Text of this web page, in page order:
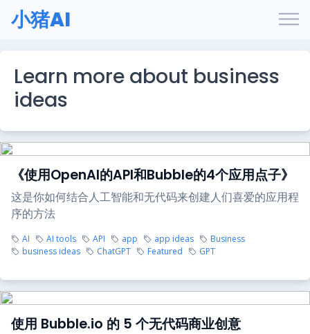
小猪AI
Learn more about business
ideas
《使用OpenAI的API和Bubble的4个应用点子》
这是你如何结合人工智能和无代码来创建人们喜爱的应用程
序的方法
AI AI tools API app app ideas
Business
business ideas
ChatGPT Featured GPT
使用 Bubble.io 的 5 个无代码商业创意